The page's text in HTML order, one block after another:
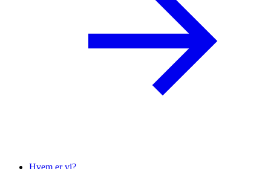
Hvem er vi?